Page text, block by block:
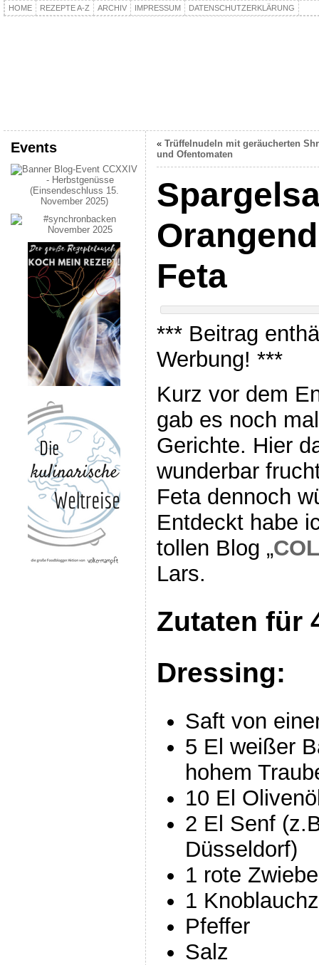
HOME REZEPTE A-Z ARCHIV IMPRESSUM DATENSCHUTZERKLÄRUNG
Events « Trüffelnudeln mit geräucherten
und Ofentomaten
Feta
*** Beitrag
Werbung! ***
Kurz vor dem
gab es noch
Gerichte. Hier
wunderbar
Feta dennoch
Entdeckt habe
tollen Blog „
Lars.
Zutaten für
Dressing:
Saft von
5 El weißer
hohem
10 El
2 El Senf
Düsseldorf)
1 rote
1
Pfeffer
Salz